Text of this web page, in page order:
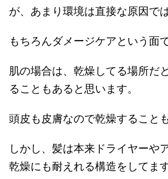
が、あまり環境は直接な原因で
もちろんダメージケアという面
肌の場合は、乾燥してる場所だ
ることもあると思います。
頭皮も皮膚なので乾燥すること
しかし、髪は本来ドライヤーや
乾燥にも耐えれる構造をしてます